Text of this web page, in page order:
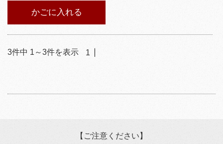
かごに入れる
3件中 1 ～3件を表示 1
【ご注意ください】